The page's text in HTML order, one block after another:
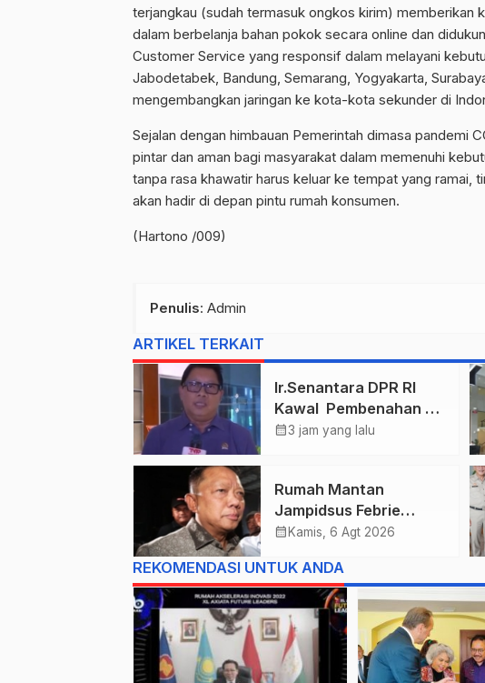
terjangkau (sudah termasuk ongkos kirim) memberikan
dalam berbelanja bahan pokok secara online dan
Customer Service yang responsif dalam melayani
Jabodetabek, Bandung, Semarang, Yogyakarta,
mengembangkan jaringan ke kota-kota sekunder di
Sejalan dengan himbauan Pemerintah dimasa pandemi
pintar dan aman bagi masyarakat dalam memenuhi
tanpa rasa khawatir harus keluar ke tempat yang ramai,
akan hadir di depan pintu rumah konsumen.
(Hartono /009)
Penulis: Admin
ARTIKEL TERKAIT
Ir.Senantara DPR RI
Kawal Pembenahan
Tata Kelola Taspen
calendar_month3 jam yang lalu
Rumah Mantan
Jampidsus Febrie
Adriansyah Digeledah
Agung, Dokumen
Dugaan TPPU Disita
calendar_month Kamis, 6 Agt 2026
REKOMENDASI UNTUK ANDA